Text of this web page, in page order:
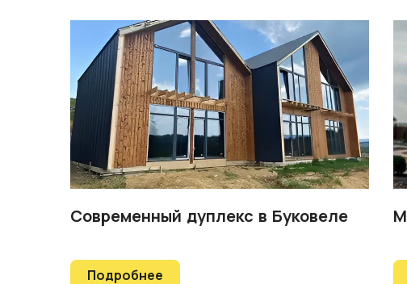
Современный дуплекс в Буковеле
Подробнее